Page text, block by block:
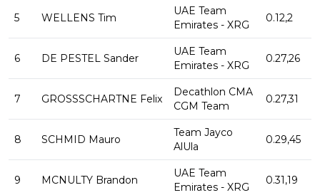
5 WELLENS Tim
UAE Team
Emirates - XRG
0.12,2
6 DE PESTEL Sander
UAE Team
Emirates - XRG
0.27,26
7 GROSSSCHARTNE Felix
Decathlon CMA
CGM Team
0.27,31
8 SCHMID Mauro
Team Jayco
AlUla
0.29,45
9 MCNULTY Brandon
UAE Team
Emirates - XRG
0.31,19